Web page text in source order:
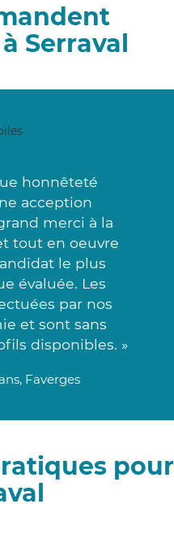
Serraval
honnêteté
acception
merci à la
tout en oeuvre
le plus
évaluée. Les
par nos
et sont sans
disponibles. »
Faverges
pour